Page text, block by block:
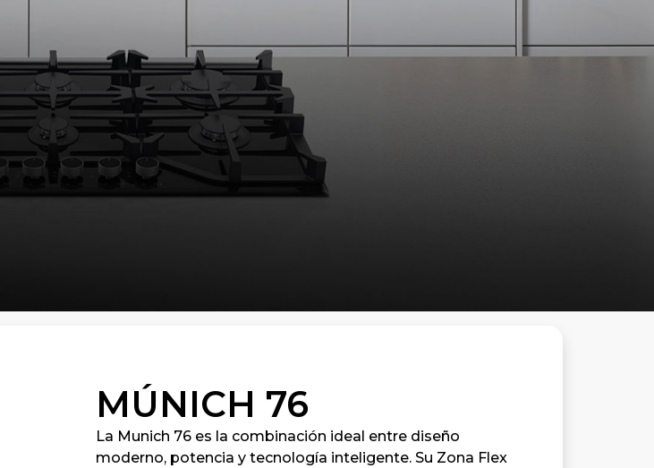
MÚNICH 76
La Munich 76 es la combinación ideal entre diseño
moderno, potencia y tecnología inteligente. Su Zona Flex